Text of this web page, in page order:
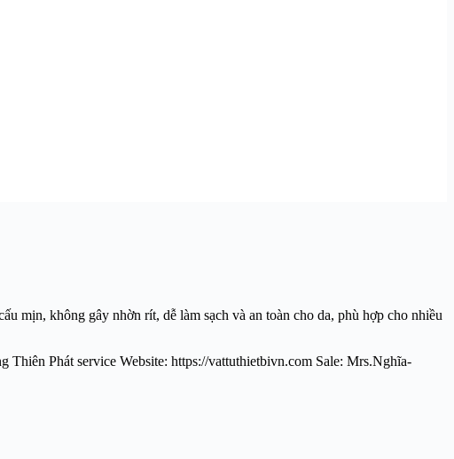
mịn, không gây nhờn rít, dễ làm sạch và an toàn cho da, phù hợp cho nhiều
Phát service Website: https://vattuthietbivn.com Sale: Mrs.Nghĩa-